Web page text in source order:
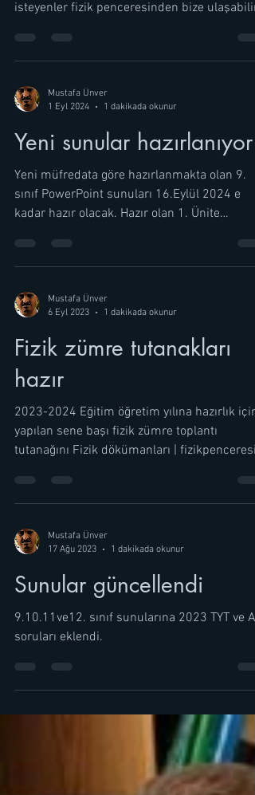
isteyenler fizik penceresinden bize ulaşabilir.
Mustafa Ünver
1 Eyl 2024
1 dakikada okunur
Yeni sunular hazırlanıyor
Yeni müfredata göre hazırlanmakta olan 9.
sınıf PowerPoint sunuları 16.Eylül 2024 e
kadar hazır olacak. Hazır olan 1. Ünite
Mustafa Ünver
6 Eyl 2023
1 dakikada okunur
Fizik zümre tutanakları
hazır
2023-2024 Eğitim öğretim yılına hazırlık için
yapılan sene başı fizik zümre toplantı
Mustafa Ünver
17 Ağu 2023
1 dakikada okunur
Sunular güncellendi
9.10.11ve12. sınıf sunularına 2023 TYT ve
soruları eklendi.